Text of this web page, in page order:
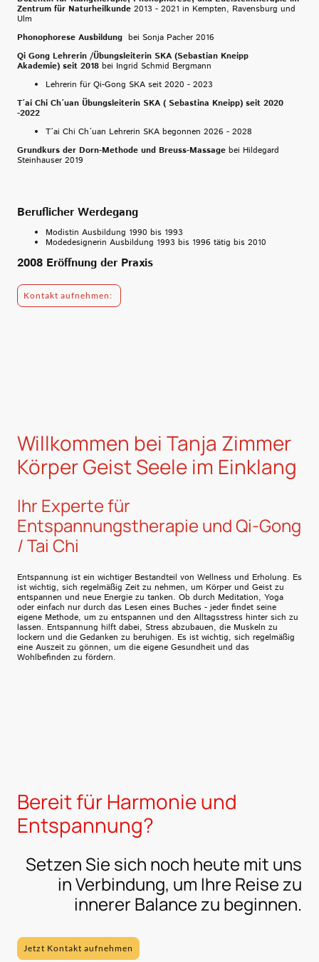
Zentrum für Naturheilkunde 2013 - 2021 in Kempten, Ravensburg und
Ulm
Phonophorese Ausbildung bei Sonja Pacher 2016
Qi Gong Lehrerin /Übungsleiterin SKA (Sebastian Kneipp
Akademie) seit 2018 bei Ingrid Schmid Bergmann
Lehrerin für Qi-Gong SKA seit 2020 - 2023
T´ai Chi Ch´uan Übungsleiterin SKA ( Sebastina Kneipp) seit 2020
-2022
T´ai Chi Ch´uan Lehrerin SKA begonnen 2026 - 2028
Grundkurs der Dorn-Methode und Breuss-Massage bei Hildegard
Steinhauser 2019
Beruflicher Werdegang
Modistin Ausbildung 1990 bis 1993
Modedesignerin Ausbildung 1993 bis 1996 tätig bis 2010
2008 Eröffnung der Praxis
Kontakt aufnehmen:
Willkommen bei Tanja Zimmer
Körper Geist Seele im Einklang
Ihr Experte für
Entspannungstherapie und Qi-Gong
/ Tai Chi
Entspannung ist ein wichtiger Bestandteil von Wellness und Erholung. Es
ist wichtig, sich regelmäßig Zeit zu nehmen, um Körper und Geist zu
entspannen und neue Energie zu tanken. Ob durch Meditation, Yoga
oder einfach nur durch das Lesen eines Buches - jeder findet seine
eigene Methode, um zu entspannen und den Alltagsstress hinter sich zu
lassen. Entspannung hilft dabei, Stress abzubauen, die Muskeln zu
lockern und die Gedanken zu beruhigen. Es ist wichtig, sich regelmäßig
eine Auszeit zu gönnen, um die eigene Gesundheit und das
Wohlbefinden zu fördern.
Bereit für Harmonie und
Entspannung?
Setzen Sie sich noch heute mit uns
in Verbindung, um Ihre Reise zu
innerer Balance zu beginnen.
Jetzt Kontakt aufnehmen